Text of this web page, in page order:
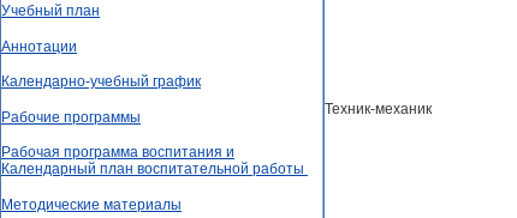
Учебный план
Аннотации
Календарно-учебный график
Рабочие программы
Рабочая программа воспитания и
Календарный план воспитательной работы
Методические материалы
Техник-механик